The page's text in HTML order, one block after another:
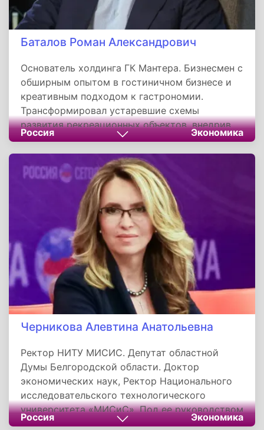
Баталов Роман Александрович
Основатель холдинга ГК Мантера. Бизнесмен с
обширным опытом в гостиничном бизнесе и
креативным подходом к гастрономии.
Трансформировал устаревшие схемы
развития рекреационных объектов, внедрив
концепцию комплексного клиентского
маршрута.
Россия Экономика
Черникова Алевтина Анатольевна
Ректор НИТУ МИСИС. Депутат областной
Думы Белгородской области. Доктор
экономических наук, Ректор Национального
исследовательского технологического
университета «МИСиС». Под ее руководством
НИТУ «МИСиС» вошел в ведущие рейтинги
Россия Экономика